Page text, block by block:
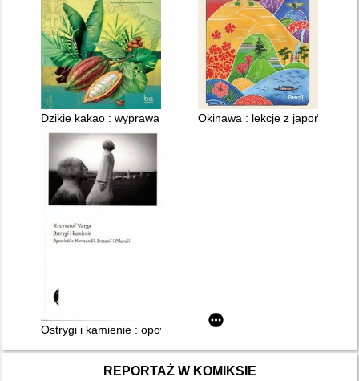
Dzikie kakao : wyprawa do źródeł czekoladyOkinawa : lekcje z japońskiej
Ostrygi i kamienie : opowieść o Normandii, Bretanii i Pikardii
REPORTAŻ W KOMIKSIE